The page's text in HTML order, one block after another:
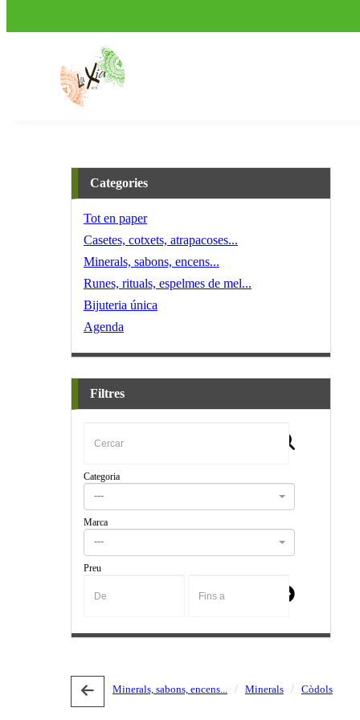
Categories
Tot en paper
Casetes, cotxets, atrapacoses...
Minerals, sabons, encens...
Runes, rituals, espelmes de mel...
Bijuteria única
Agenda
Filtres
Categoria
---
Marca
---
Preu
Minerals, sabons, encens... Minerals Còdols